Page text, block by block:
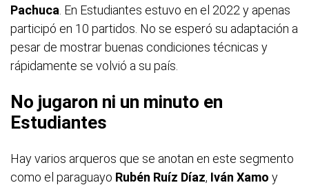
Pachuca . En Estudiantes estuvo en el 2022 y apenas
participó en 10 partidos. No se esperó su adaptación a
pesar de mostrar buenas condiciones técnicas y
rápidamente se volvió a su país.
No jugaron ni un minuto en
Estudiantes
Hay varios arqueros que se anotan en este segmento
como el paraguayo Rubén Ruíz Díaz, Iván Xamo y